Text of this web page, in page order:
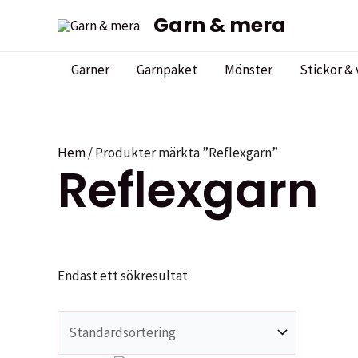
Garn & mera
Garner Garnpaket Mönster Stickor &
Hem/ Produkter märkta ”Reflexgarn”
Reflexgarn
Endast ett sökresultat